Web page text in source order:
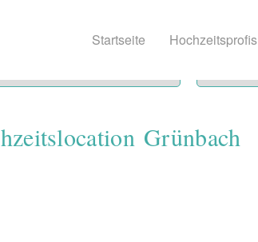
Startseite Hochzeitsprofis
Grünbach